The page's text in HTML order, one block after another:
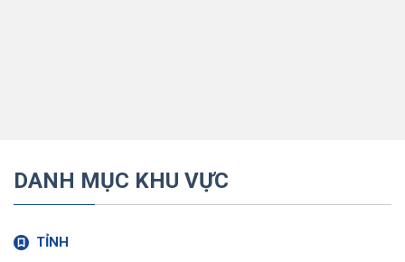
DANH MỤC KHU VỰC
TỈNH